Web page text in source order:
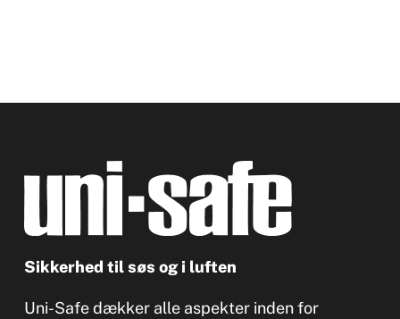
Sikkerhed til søs og i luften
Uni-Safe dækker alle aspekter inden for